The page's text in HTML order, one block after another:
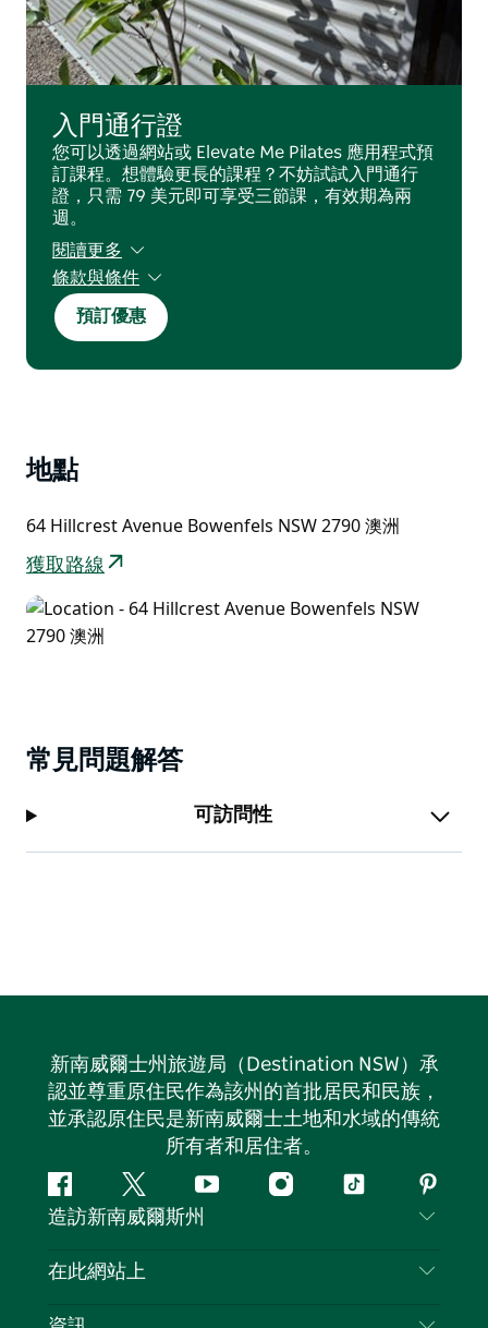
入門通行證
您可以透過網站或 Elevate Me Pilates 應用程式預
訂課程。想體驗更長的課程？不妨試試入門通行
證，只需 79 美元即可享受三節課，有效期為兩
週。
閱讀更多
條款與條件
不退款，不轉讓
預訂優惠
地點
64 Hillcrest Avenue Bowenfels NSW 2790 澳洲
獲取路線
常見問題解答
可訪問性
新南威爾士州旅遊局（Destination NSW）承
認並尊重原住民作為該州的首批居民和民族，
並承認原住民是新南威爾士土地和水域的傳統
所有者和居住者。
Facebook嘰
嘰
喳
Youtube Instagram
抖
造訪新南威爾斯州
聯絡我們
在此網站上
目的地